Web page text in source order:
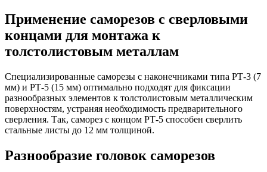
Применение саморезов с сверловыми
концами для монтажа к
толстолистовым металлам
Специализированные саморезы с наконечниками типа РТ-3 (7
мм) и РТ-5 (15 мм) оптимально подходят для фиксации
разнообразных элементов к толстолистовым металлическим
поверхностям, устраняя необходимость предварительного
сверления. Так, саморез с концом РТ-5 способен сверлить
стальные листы до 12 мм толщиной.
Разнообразие головок саморезов